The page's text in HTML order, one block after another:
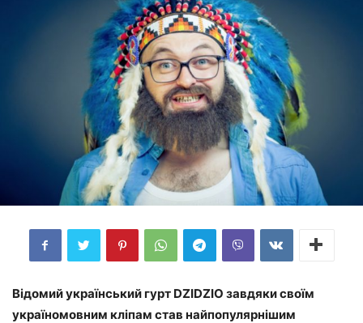
Відомий український гурт DZIDZІO завдяки своїм
україномовним кліпам став найпопулярнішим